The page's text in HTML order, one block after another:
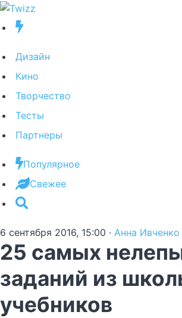
Дизайн
Кино
Творчество
Тесты
Партнеры
Популярное
Свежее
6 сентября 2016, 15:00 · Анна Ивченко
25 самых
заданий из
учебников